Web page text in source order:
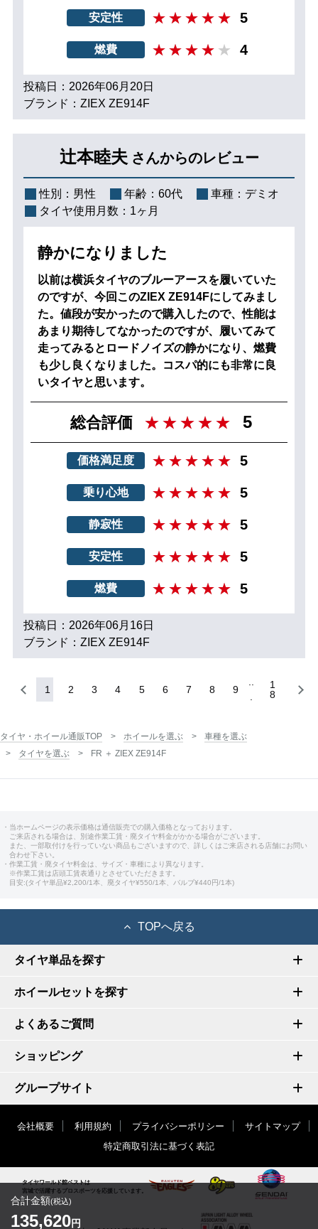
安定性 5
燃費 4
投稿日：2026年06月20日
ブランド：ZIEX ZE914F
辻本睦夫 さんからのレビュー
性別： 男性 年齢： 60代 車種： デミオ
タイヤ使用月数： 1ヶ月
静かになりました
以前は横浜タイヤのブルーアースを履いていた
のですが、今回このZIEX ZE914Fにしてみまし
た。値段が安かったので購入したので、性能は
あまり期待してなかったのですが、履いてみて
走ってみるとロードノイズの静かになり、燃費
も少し良くなりました。コスパ的にも非常に良
いタイヤと思います。
総合評価 5
価格満足度 5
乗り心地 5
静寂性 5
安定性 5
燃費 5
投稿日：2026年06月16日
ブランド：ZIEX ZE914F
1 2 3 4 5 6 7 8 9
1
8
合計金額(税込)
135,620円
タイヤ・ホイール通販TOP ホイールを選ぶ
車種を選ぶ
タイヤを選ぶ
FR ＋ ZIEX ZE914F
・当ホームページの表示価格は通信販売での購入価格となっております。
ご来店される場合は、別途作業工賃・廃タイヤ料金がかかる場合がございます。
また、一部取付けを行っていない商品もございますので、詳しくはご来店される店舗にお問い
合わせ下さい。
・作業工賃・廃タイヤ料金は、サイズ・車種により異なります。
※作業工賃は店頭工賃表通りとさせていただきます。
目安:(タイヤ単品¥2,200/1本、廃タイヤ¥550/1本、バルブ¥440円/1本)
TOPへ戻る
タイヤ単品を探す
ホイールセットを探す
よくあるご質問
ショッピング
グループサイト
会社概要 利用規約 プライバシーポリシー
サイトマップ
特定商取引法に基づく表記
タイヤワールド館ベストは
宮城で活躍するプロスポーツを応援しています。